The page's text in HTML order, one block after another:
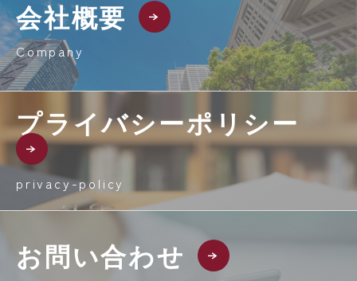
会社概要
Company
プライバシーポリシー
privacy-policy
お問い合わせ